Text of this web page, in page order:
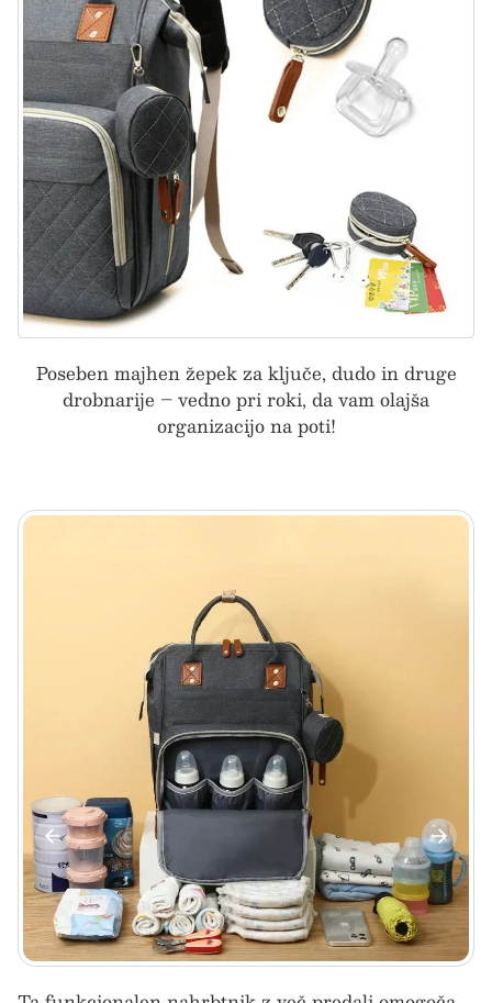
Poseben majhen žepek za ključe, dudo in druge
drobnarije – vedno pri roki, da vam olajša
organizacijo na poti!